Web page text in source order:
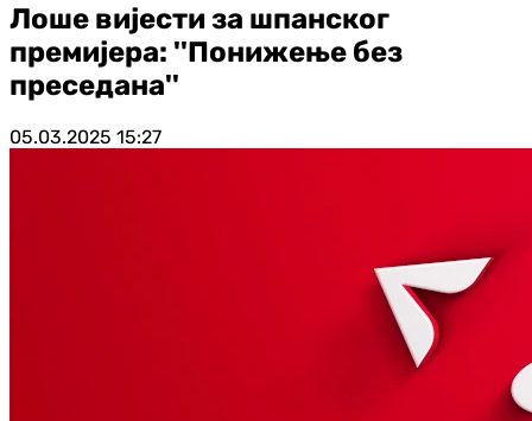
Лоше вијести за шпанског
премијера: ''Понижење без
преседана''
05.03.2025 15:27